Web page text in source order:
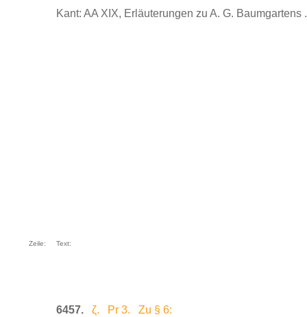
Kant: AA XIX, Erläuterungen zu A. G. Baumgartens
Zeile: Text:
6457. ζ. Pr 3. Zu § 6: